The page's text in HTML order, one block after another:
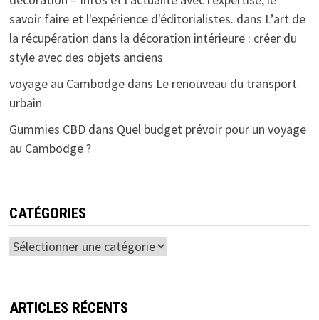
savoir faire et l'expérience d'éditorialistes. dans L’art de
la récupération dans la décoration intérieure : créer du
style avec des objets anciens
voyage au Cambodgedans Le renouveau du transport
urbain
Gummies CBDdans Quel budget prévoir pour un voyage
au Cambodge ?
CATÉGORIES
Catégories
ARTICLES RÉCENTS